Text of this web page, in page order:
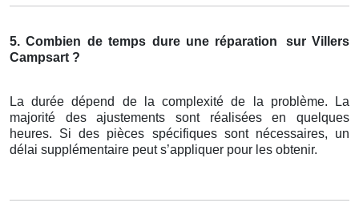
5. Combien de temps dure une réparation
sur Villers
Campsart ?
La durée dépend de la complexité de la problème. La
majorité des ajustements sont réalisées en quelques
heures. Si des pièces spécifiques sont nécessaires, un
délai supplémentaire peut s’appliquer pour les obtenir.